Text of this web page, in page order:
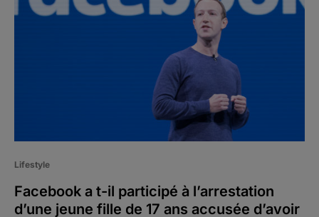
Lifestyle
Facebook a t-il participé à l’arrestation
d’une jeune fille de 17 ans accusée d’avoir